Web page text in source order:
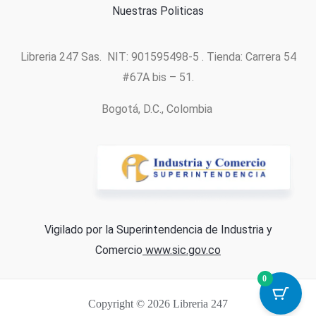
Nuestras Politicas
Libreria 247 Sas. NIT: 901595498-5 . Tienda: Carrera 54
#67A bis – 51.
Bogotá, D.C., Colombia
Vigilado por la Superintendencia de Industria y
Comercio www.sic.gov.co
Copyright © 2026 Libreria 247
0